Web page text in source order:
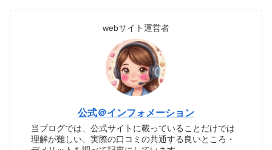
webサイト運営者
公式＠インフォメーション
当ブログでは、公式サイトに載っていることだけでは
理解が難しい、実際の口コミの共通する良いところ・